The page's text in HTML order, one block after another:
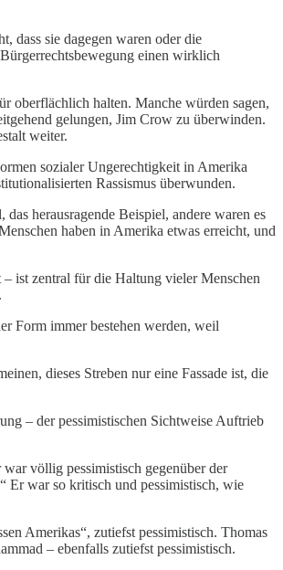
dass sie dagegen waren oder die
einen wirklich
oberflächlich halten. Manche würden sagen,
gelungen, Jim Crow zu überwinden.
weiter.
sozialer Ungerechtigkeit in Amerika
Rassismus überwunden.
herausragende Beispiel, andere waren es
haben in Amerika etwas erreicht, und
ist zentral für die Haltung vieler Menschen
Form immer bestehen werden, weil
dieses Streben nur eine Fassade ist, die
– der pessimistischen Sichtweise Auftrieb
völlig pessimistisch gegenüber der
Er war so kritisch und pessimistisch, wie
Amerikas“, zutiefst pessimistisch. Thomas
– ebenfalls zutiefst pessimistisch.